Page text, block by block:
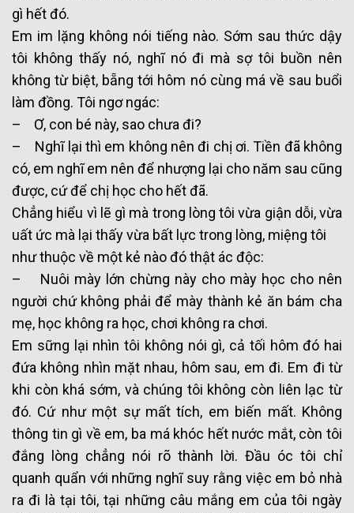
gì hết đó.
Em im lặng không nói tiếng nào. Sớm sau thức dậy
tôi không thấy nó, nghĩ nó đi mà sợ tôi buồn nên
không từ biệt, bẵng tới hôm nó cùng má về sau buổi
làm đồng. Tôi ngơ ngác:
– Ơ, con bé này, sao chưa đi?
– Nghĩ lại thì em không nên đi chị ơi. Tiền đã không
có, em nghĩ em nên để nhượng lại cho năm sau cũng
được, cứ để chị học cho hết đã.
Chẳng hiểu vì lẽ gì mà trong lòng tôi vừa giận dỗi, vừa
uất ức mà lại thấy vừa bất lực trong lòng, miệng tôi
như thuộc về một kẻ nào đó thật ác độc:
– Nuôi mày lớn chừng này cho mày học cho nên
người chứ không phải để mày thành kẻ ăn bám cha
mẹ, học không ra học, chơi không ra chơi.
Em sững lại nhìn tôi không nói gì, cả tối hôm đó hai
đứa không nhìn mặt nhau, hôm sau, em đi. Em đi từ
khi còn khá sớm, và chúng tôi không còn liên lạc từ
đó. Cứ như một sự mất tích, em biến mất. Không
thông tin gì về em, ba má khóc hết nước mắt, còn tôi
đắng lòng chẳng nói rõ thành lời. Đầu óc tôi chỉ
quanh quẩn với những nghĩ suy rằng việc em bỏ nhà
ra đi là tại tôi, tại những câu mắng em của tôi ngày